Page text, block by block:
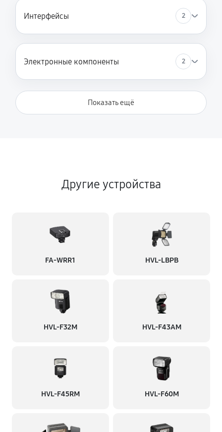
Интерфейсы 2
Электронные компоненты 2
Показать ещё
Другие устройства
FA-WRR1 HVL-LBPB
HVL-F32M HVL-F43AM
HVL-F45RM HVL-F60M